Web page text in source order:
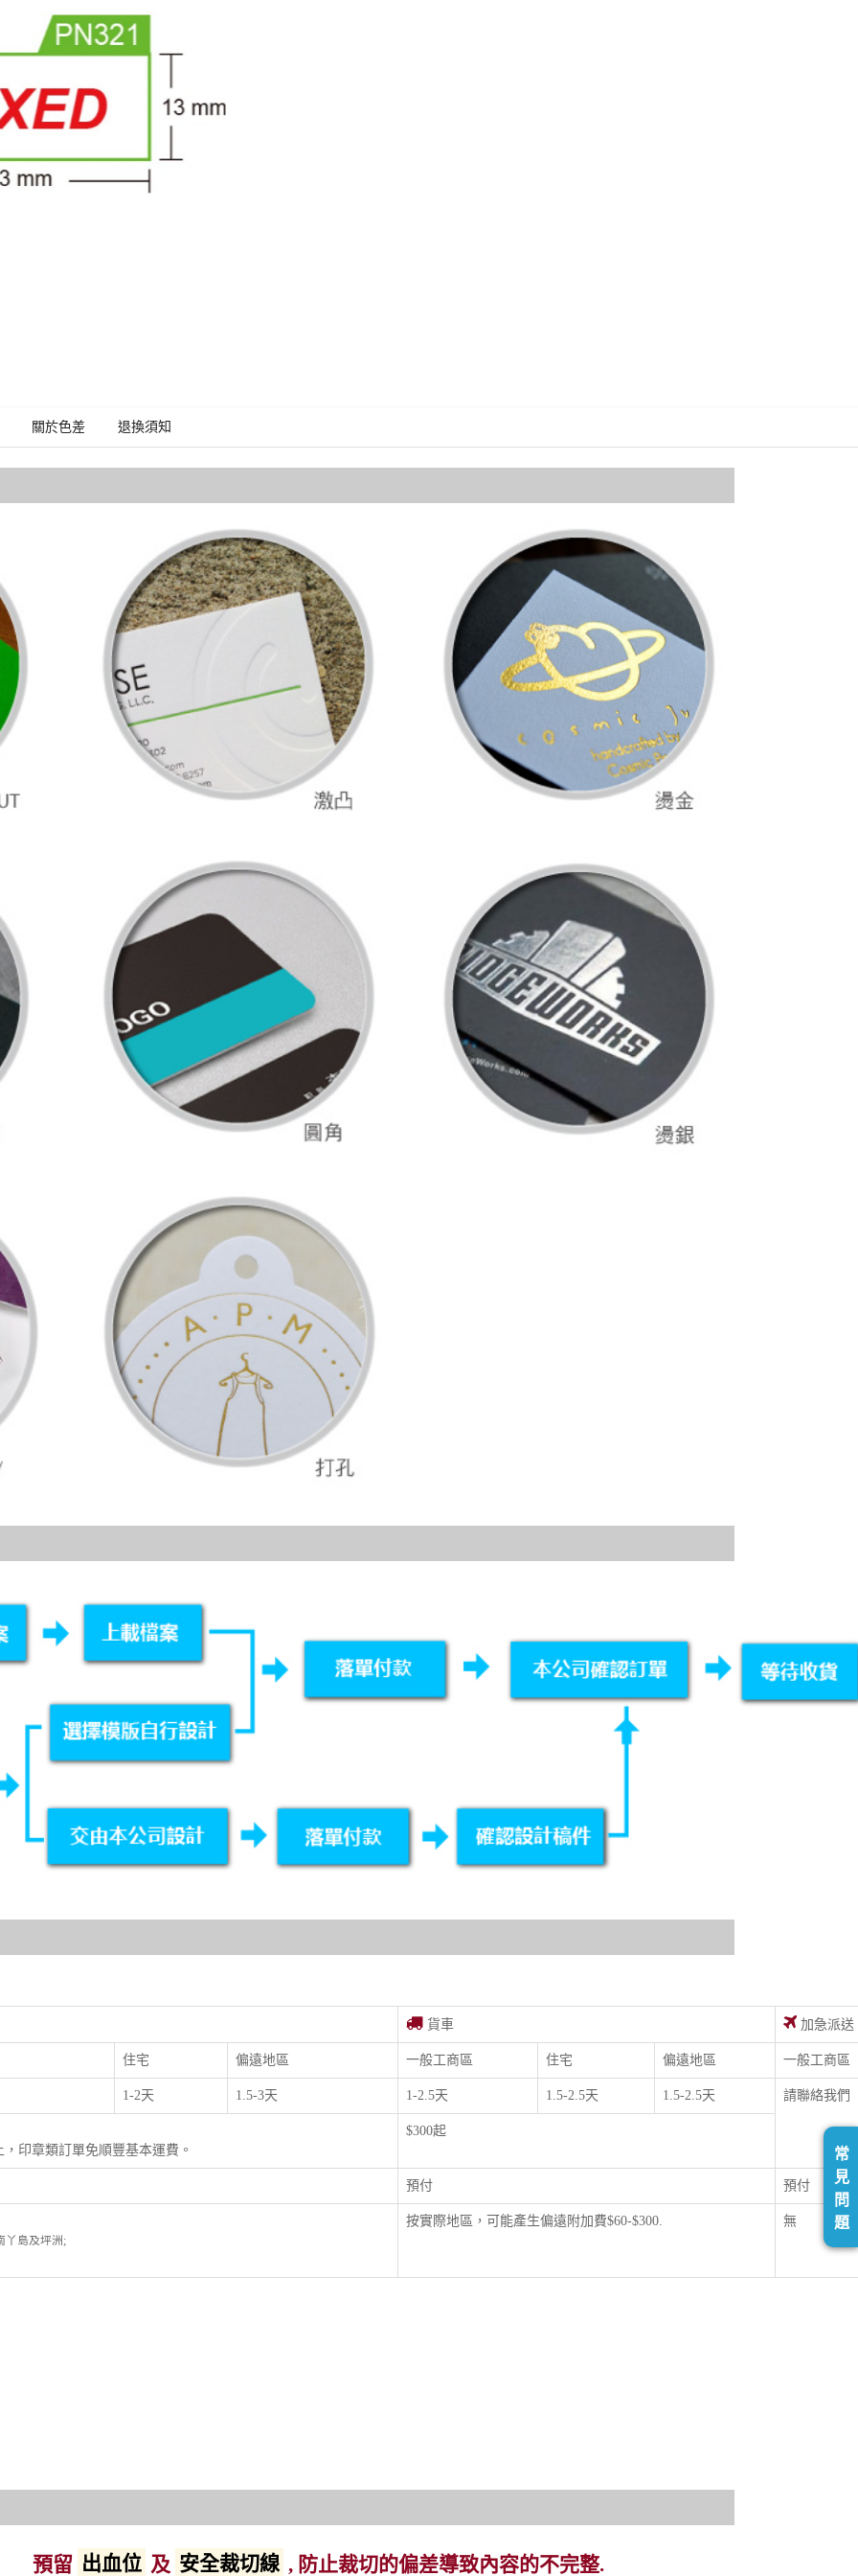
關於色差 退換須知
貨車 加急派送
住宅 偏遠地區 一般工商區 住宅 偏遠地區 一般工商區
1-2天 1.5-3天 1-2.5天 1.5-2.5天 1.5-2.5天 請聯絡我們
印章類訂單免順豐基本運費。
$300起
預付 預付
丫島及坪洲;
按實際地區，可能產生偏遠附加費$60-$300. 無
預留 出血位 及 安全裁切線 , 防止裁切的偏差導致內容的不完整.
常
見
問
題